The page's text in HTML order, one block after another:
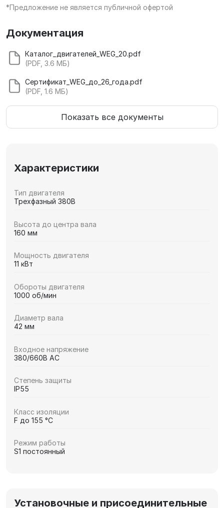
*Предложение не является публичной офертой
Документация
Каталог_двигателей_WEG_20.pdf
(PDF, 3.6 МБ)
Сертификат_WEG_до_26_года.pdf
(PDF, 1.6 МБ)
Показать все документы
Характеристики
Тип двигателя
Трехфазный 380В
Высота до центра вала
160 мм
Мощность двигателя
11 кВт
Обороты двигателя
1000 об/мин
Диаметр вала
42 мм
Входное напряжение
380/660В AC
Степень защиты
IP55
Класс изоляции
F до 155 °C
Режим работы
S1 постоянный
Установочные и присоединительные